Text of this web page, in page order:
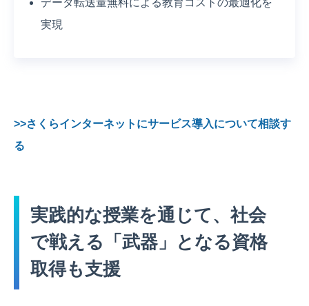
実現
>>さくらインターネットにサービス導入について相談す
る
実践的な授業を通じて、社会
で戦える「武器」となる資格
取得も支援